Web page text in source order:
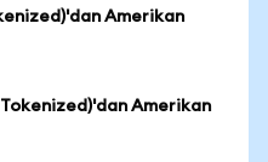
Amerikan
Amerikan